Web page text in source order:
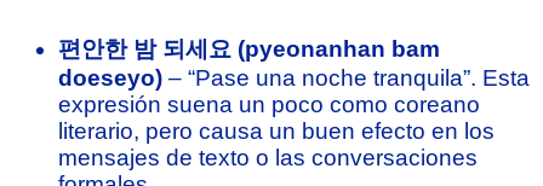
편안한 밤 되세요 (pyeonanhan bam
doeseyo) – “Pase una noche tranquila”. Esta
expresión suena un poco como coreano
literario, pero causa un buen efecto en los
mensajes de texto o las conversaciones